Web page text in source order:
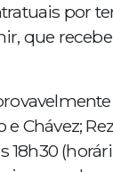
por
que
Chávez;
18h30